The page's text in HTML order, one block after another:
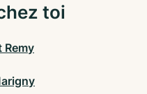
toi
Remy